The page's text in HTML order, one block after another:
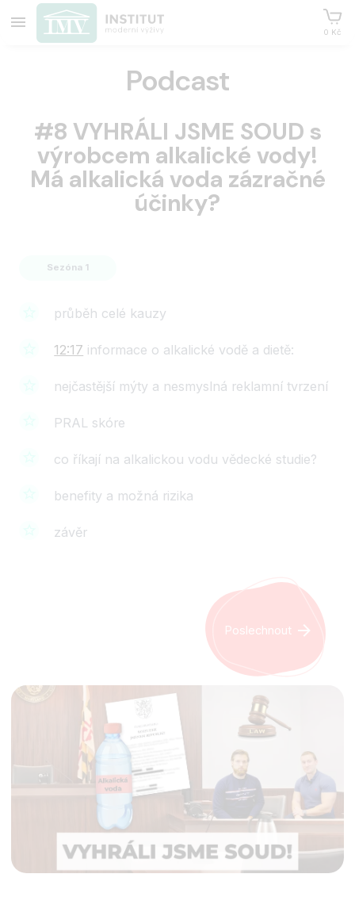
0 Kč
Podcast
#8 VYHRÁLI JSME SOUD s
výrobcem alkalické vody!
Má alkalická voda zázračné
účinky?
Sezóna 1
průběh celé kauzy
12:17 informace o alkalické vodě a dietě:
nejčastější mýty a nesmyslná reklamní tvrzení
PRAL skóre
co říkají na alkalickou vodu vědecké studie?
benefity a možná rizika
závěr
Poslechnout